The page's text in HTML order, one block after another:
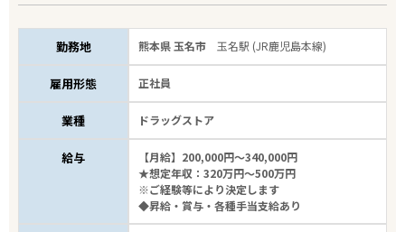
勤務地 熊本県 玉名市 玉名駅 (JR鹿児島本線)
雇用形態 正社員
業種 ドラッグストア
給与
【月給】200,000円～340,000円
★想定年収：320万円～500万円
※ご経験等により決定します
◆昇給・賞与・各種手当支給あり